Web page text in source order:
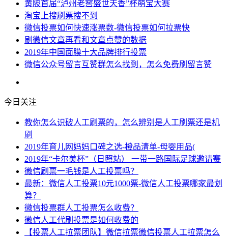
黄陂首届“泸州老窖盛世天香”杯萌宝大赛
淘宝上搜刷票搜不到
微信投票如何快速涨票数-微信投票如何拉票快
刷微信文章再看和文章点赞的数据
2019年中国面膜十大品牌排行投票
微信公众号留言互赞群怎么找到，怎么免费刷留言赞
今日关注
教你怎么识破人工刷票的，怎么辨别是人工刷票还是机
刷
2019年育儿网妈妈口碑之选-橙品清单-母婴用品(
2019年“卡尔美杯”（日照站） 一带一路国际足球邀请赛
微信刷票一毛钱是人工投票吗？
最新：微信人工投票10元1000票-微信人工投票哪家最划
算？
微信投票群人工投票怎么收费？
微信人工代刷投票是如何收费的
【投票人工拉票团队】微信拉票微信投票人工拉票怎么